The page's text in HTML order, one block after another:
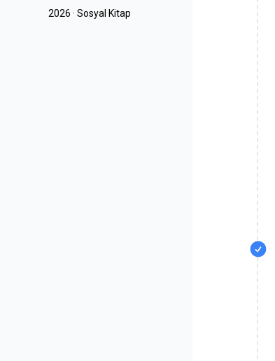
2026 · Sosyal Kitap